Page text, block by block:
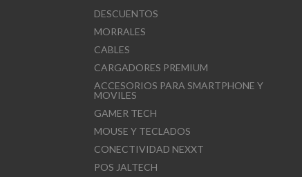
DESCUENTOS
MORRALES
CABLES
CARGADORES PREMIUM
ACCESORIOS PARA SMARTPHONE Y
MOVILES
GAMER TECH
MOUSE Y TECLADOS
CONECTIVIDAD NEXXT
POS JALTECH